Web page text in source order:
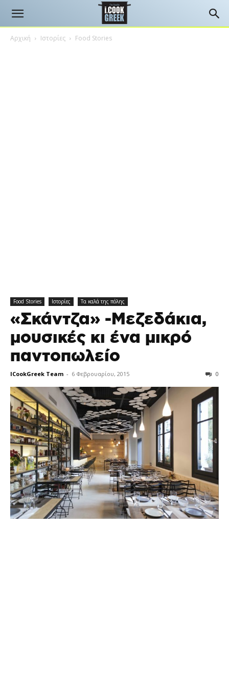
Αρχική Ιστορίες Food Stories
Food Stories Ιστορίες Τα καλά της πόλης
«Σκάντζα» -Μεζεδάκια,
μουσικές κι ένα μικρό
παντοπωλείο
ICookGreek Team - 6 Φεβρουαρίου, 2015 0